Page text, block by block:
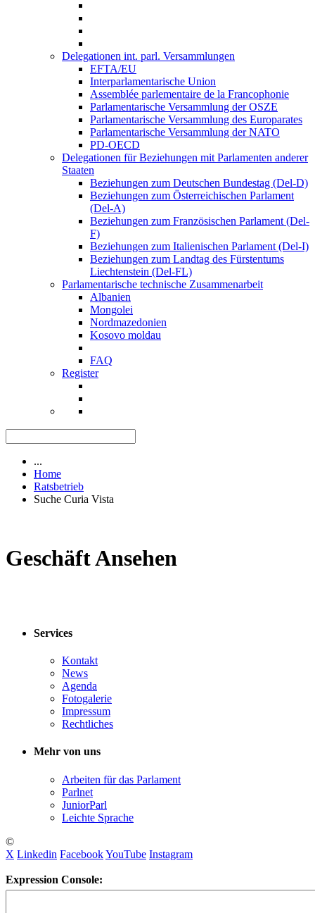
Delegationen int. parl. Versammlungen
EFTA/EU
Interparlamentarische Union
Assemblée parlementaire de la Francophonie
Parlamentarische Versammlung der OSZE
Parlamentarische Versammlung des Europarates
Parlamentarische Versammlung der NATO
PD-OECD
Delegationen für Beziehungen mit Parlamenten anderer
Staaten
Beziehungen zum Deutschen Bundestag (Del-D)
Beziehungen zum Österreichischen Parlament
(Del-A)
Beziehungen zum Französischen Parlament (Del-
F)
Beziehungen zum Italienischen Parlament (Del-I)
Beziehungen zum Landtag des Fürstentums
Liechtenstein (Del-FL)
Parlamentarische technische Zusammenarbeit
Albanien
Mongolei
Nordmazedonien
Kosovo moldau
FAQ
Register
...
Home
Ratsbetrieb
Suche Curia Vista
Geschäft Ansehen
Services
Kontakt
News
Agenda
Fotogalerie
Impressum
Rechtliches
Mehr von uns
Arbeiten für das Parlament
Parlnet
JuniorParl
Leichte Sprache
©
X Linkedin FacebookYouTube Instagram
Expression Console: